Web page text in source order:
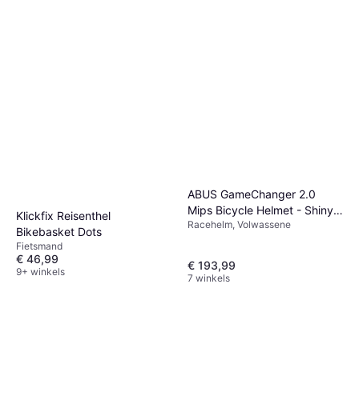
Klickfix Reisenthel
Bikebasket Dots
Fietsmand
€ 46,99
9+ winkels
ABUS GameChanger 2.0
Mips Bicycle Helmet - Shiny
White
Racehelm, Volwassene
€ 193,99
7 winkels